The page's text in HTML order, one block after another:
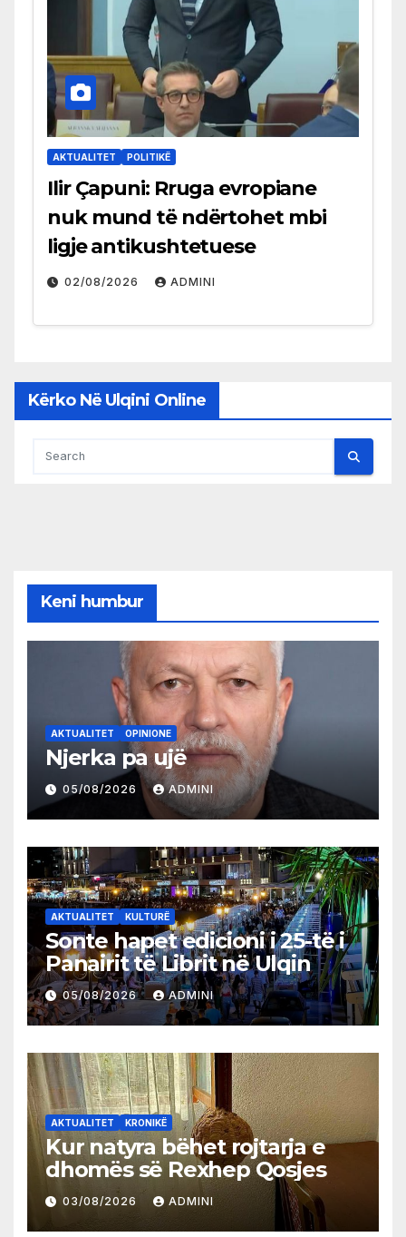
AKTUALITET POLITIKË
Ilir Çapuni: Rruga evropiane
nuk mund të ndërtohet mbi
ligje antikushtetuese
02/08/2026 ADMINI
Kërko Në Ulqini Online
Keni humbur
AKTUALITET OPINIONE
Njerka pa ujë
05/08/2026 ADMINI
AKTUALITET KULTURË
Sonte hapet edicioni i 25-të i
Panairit të Librit në Ulqin
05/08/2026 ADMINI
AKTUALITET KRONIKË
Kur natyra bëhet rojtarja e
dhomës së Rexhep Qosjes
03/08/2026 ADMINI